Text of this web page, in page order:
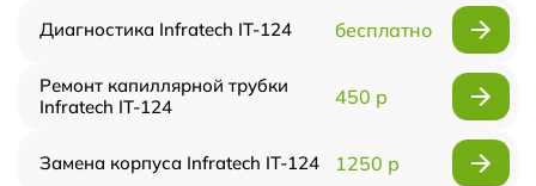
Диагностика Infratech IT-124 бесплатно
Ремонт капиллярной трубки
Infratech IT-124
450 р
Замена корпуса Infratech IT-124 1250 р